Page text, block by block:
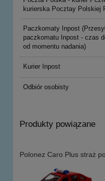
kurierska Pocztay Polskiej
Paczkomaty Inpost
paczkomatu Inpost - czas
od momentu nadania)
Kurier Inpost
Odbiór osobisty
Produkty powiązane
Polonez Caro Plus straż